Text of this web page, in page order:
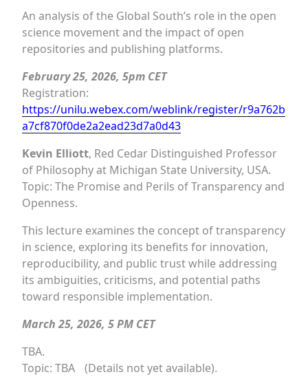
An analysis of the Global South’s role in the open
science movement and the impact of open
repositories and publishing platforms.
February 25, 2026, 5pm CET
Registration:
https://unilu.webex.com/weblink/register/r9a762b
a7cf870f0de2a2ead23d7a0d43
Kevin Elliott, Red Cedar Distinguished Professor
of Philosophy at Michigan State University, USA.
Topic: The Promise and Perils of Transparency and
Openness.
This lecture examines the concept of transparency
in science, exploring its benefits for innovation,
reproducibility, and public trust while addressing
its ambiguities, criticisms, and potential paths
toward responsible implementation.
March 25, 2026, 5 PM CET
TBA.
Topic: TBA (Details not yet available).